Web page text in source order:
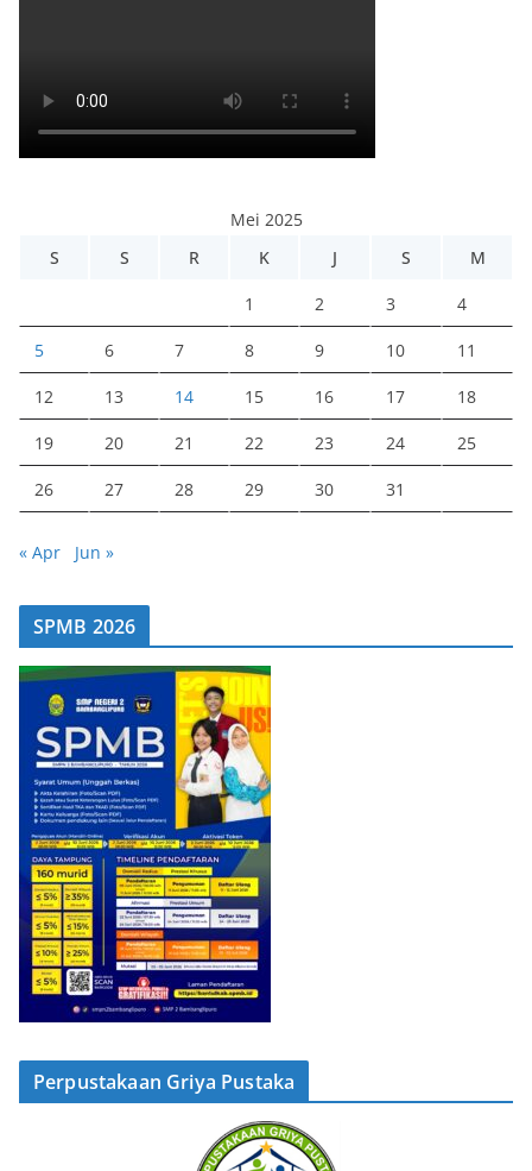
Mei 2025
S
S R K J S M
1 2 3 4
5 6 7 8 9 10 11
12 13 14 15 16 17 18
19 20 21 22 23 24 25
26 27 28 29 30 31
« Apr Jun »
SPMB 2026
Perpustakaan Griya Pustaka